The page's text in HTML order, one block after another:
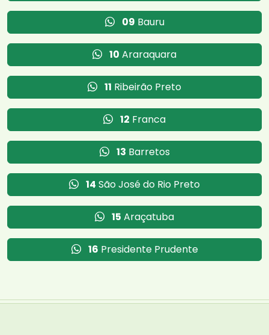
09 Bauru
10 Araraquara
11 Ribeirão Preto
12 Franca
13 Barretos
14 São José do Rio Preto
15 Araçatuba
16 Presidente Prudente